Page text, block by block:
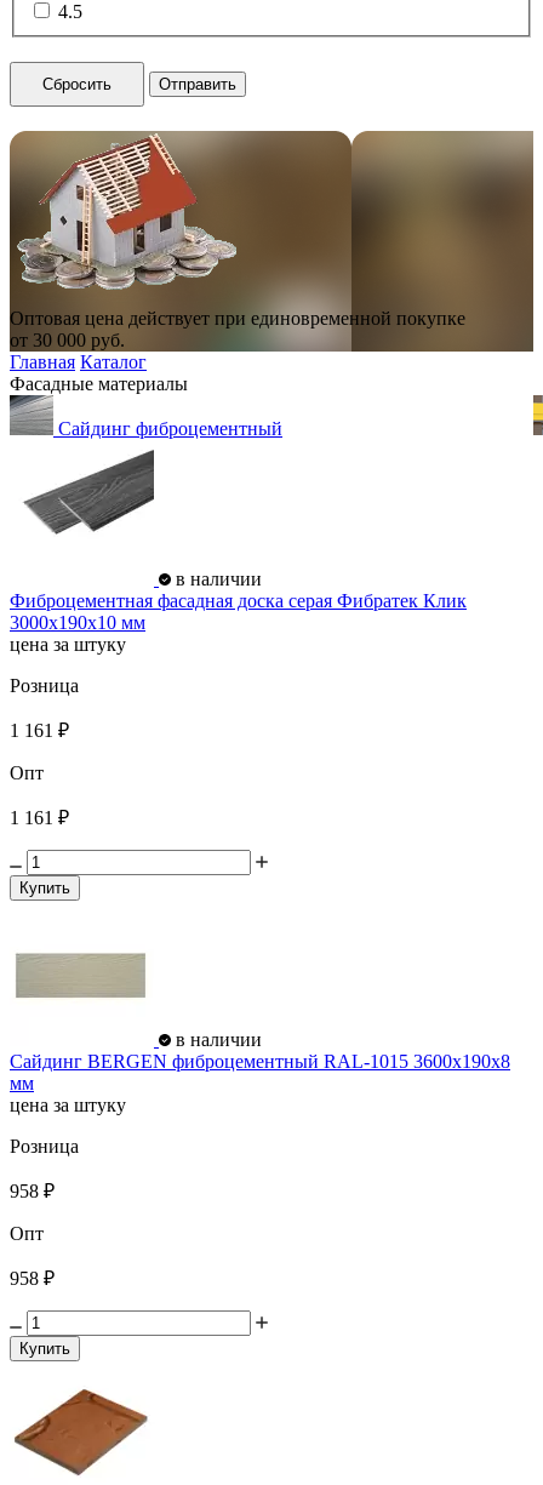
4.5
Сбросить Отправить
Оптовая цена действует при единовременной покупке
от 30 000 руб.
Главная Каталог
Фасадные материалы
Сайдинг фиброцементный
в наличии
Фиброцементная фасадная доска серая Фибратек Клик
3000х190х10 мм
цена за штуку
Розница
1 161 ₽
Опт
1 161 ₽
Купить
в наличии
Сайдинг BERGEN фиброцементный RAL-1015 3600х190х8
мм
цена за штуку
Розница
958 ₽
Опт
958 ₽
Купить